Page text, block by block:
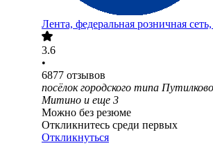
Лента, федеральная розничная
3.6
•
6877 отзывов
посёлок городского типа Путилково
Митино и еще 3
Можно без резюме
Откликнитесь среди первых
Откликнуться